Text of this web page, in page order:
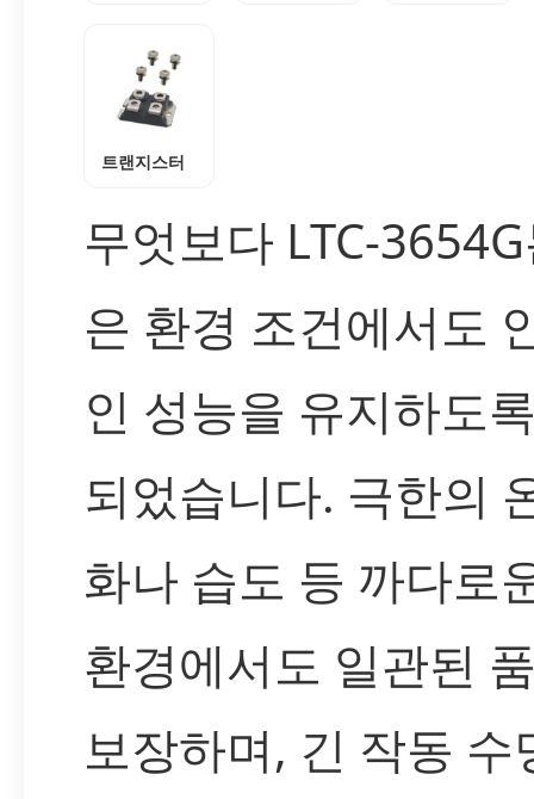
트랜지스터
무엇보다 LTC-
은 환경 조건에서도
인 성능을 유지하도
되었습니다. 극한의
화나 습도 등 까다로
환경에서도 일관된
보장하며, 긴 작동 수